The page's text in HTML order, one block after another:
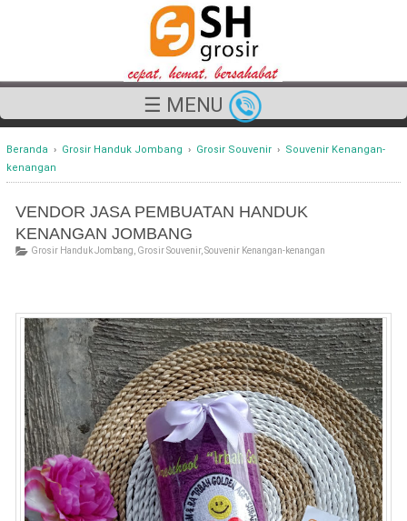
☰ MENU
Beranda › Grosir Handuk Jombang › Grosir Souvenir › Souvenir Kenangan-
kenangan
VENDOR JASA PEMBUATAN HANDUK
KENANGAN JOMBANG
Grosir Handuk Jombang Grosir Souvenir, Souvenir Kenangan-kenangan